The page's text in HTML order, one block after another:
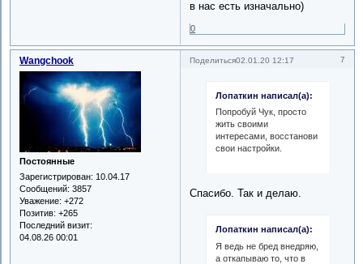
в нас есть изначально)
0
Поделиться 7
02.01.20 12:17
Wangchook
Постоянные
Зарегистрирован: 10.04.17
Сообщений: 3857
Уважение: +272
Позитив: +265
Последний визит:
04.08.26 00:01
Лопаткин написал(а):
Попробуй Чук, просто
жить своими
интересами, восстанови
свои настройки.
Спасибо. Так и делаю.
Лопаткин написал(а):
Я ведь не бред внедряю,
а откапываю то, что в